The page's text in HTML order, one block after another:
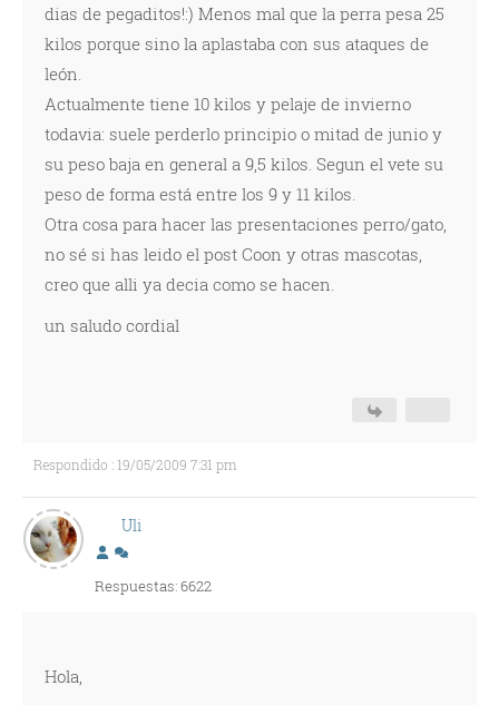
dias de pegaditos!:) Menos mal que la perra pesa 25
kilos porque sino la aplastaba con sus ataques de
león.
Actualmente tiene 10 kilos y pelaje de invierno
todavia: suele perderlo principio o mitad de junio y
su peso baja en general a 9,5 kilos. Segun el vete su
peso de forma está entre los 9 y 11 kilos.
Otra cosa para hacer las presentaciones perro/gato,
no sé si has leido el post Coon y otras mascotas,
creo que alli ya decia como se hacen.
un saludo cordial
Respondido : 19/05/2009 7:31 pm
Uli
Respuestas: 6622
Hola,